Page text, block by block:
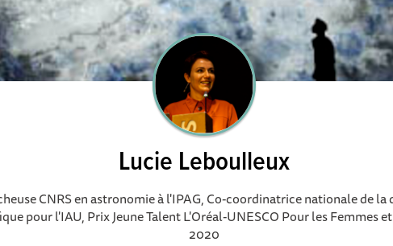
Lucie Leboulleux
CNRS en astronomie à l'IPAG, Co-coordinatrice nationale de la
pour l'IAU, Prix Jeune Talent L'Oréal-UNESCO Pour les Femmes
2020